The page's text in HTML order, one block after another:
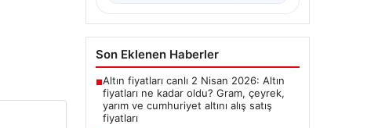
Son Eklenen Haberler
■Altın fiyatları canlı 2 Nisan 2026: Altın
fiyatları ne kadar oldu? Gram, çeyrek,
yarım ve cumhuriyet altını alış satış
fiyatları